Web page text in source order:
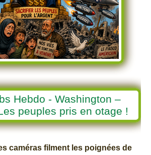
Hebdo - Washington –
peuples pris en otage !
caméras filment les poignées de